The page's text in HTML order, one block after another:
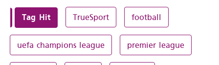
Tag Hit TrueSport football
uefa champions league premier league